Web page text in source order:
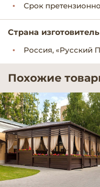
Срок
Страна изготовитель
Россия, «Русский
Похожие